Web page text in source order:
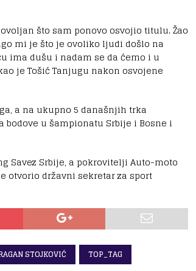
što sam ponovo osvojio titulu. Žao
mi je što je ovoliko ljudi došlo na
ima dušu i nadam se da ćemo i u
je Tošić Tanjugu nakon osvojene
a na ukupno 5 današnjih trka
bodove u šampionatu Srbije i Bosne i
Savez Srbije, a pokrovitelji Auto-moto
otvorio državni sekretar za sport
STOJKOVIĆ TOP_TAG